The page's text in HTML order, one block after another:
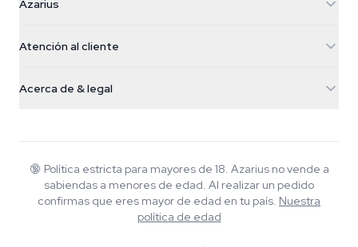
Galvaniweg 11
Nederland
+31(0)204897914
Azarius
Smokeshop
Atención al cliente
Política de devolución
Preguntas frecuentes
Política de privacidad
Acerca de & legal
Wiki
Blog
Escritores
🔞 Política estricta para mayores de 18. Azarius no vende a
sabiendas a menores de edad. Al realizar un pedido
confirmas que eres mayor de edad en tu país. Nuestra
política de edad